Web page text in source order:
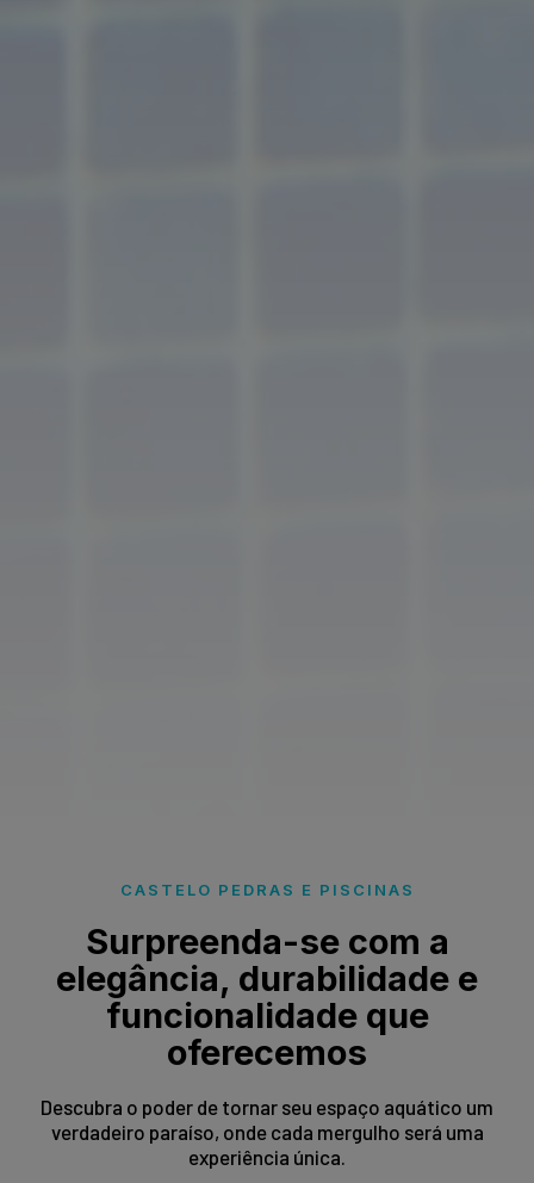
CASTELO PEDRAS E PISCINAS
Surpreenda-se com a
elegância, durabilidade e
funcionalidade que
oferecemos
Descubra o poder de tornar seu espaço aquático um
verdadeiro paraíso, onde cada mergulho será uma
experiência única.